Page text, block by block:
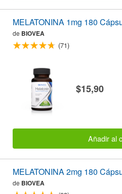
MELATONINA 1mg 180
de BIOVEA
(71)
$15,90
Añadir al
MELATONINA 2mg 180
de BIOVEA